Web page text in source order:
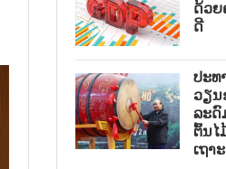
ດ້ວຍ
ດີ
ປະທ
ວຽນ
ລະດົ
ຕົ້ນໄ
ເຖາະ